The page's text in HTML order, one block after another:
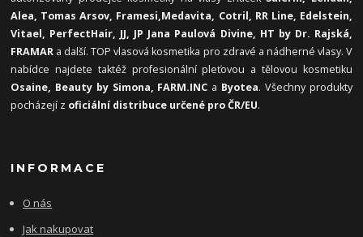
Alea, Tomas Arsov, Framesi,Medavita, Cotril, RR Line, Edelstein,
Vitael, PerfectHair, JJ, JP Jana Paulová Divine, HT by Dr. Rajská,
FRAMAR a další. TOP vlasová kosmetika pro zdravé a nádherné vlasy. V
nabídce najdete taktéž profesionální pleťovou a tělovou kosmetiku
Osaine, Beauty by Simona, FARM.INC a Byotea. Všechny produkty
pocházejí z oficiální distribuce určené pro ČR/EU.
INFORMACE
O nás
Jak nakupovat